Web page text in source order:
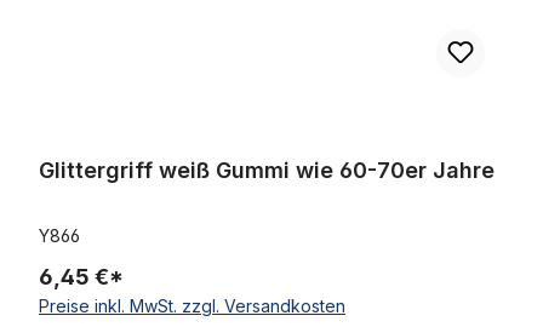
Glittergriff weiß Gummi wie 60-70er Jahre
Y866
6,45 €*
Preise inkl. MwSt. zzgl. Versandkosten